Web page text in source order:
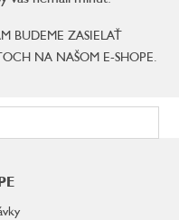
BUDEME ZASIELAŤ
NA NAŠOM E-SHOPE.